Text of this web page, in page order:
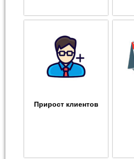
Прирост клиентов